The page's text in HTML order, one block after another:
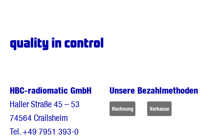
HBC-radiomatic GmbH
Haller Straße 45 – 53
74564 Crailsheim
Tel.+49 7951 393-0
Unsere Bezahlmethoden